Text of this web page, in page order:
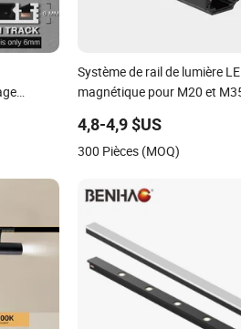
Système de rail de lumière
magnétique pour M20 et
4,8-4,9 $US
300 Pièces (MOQ)